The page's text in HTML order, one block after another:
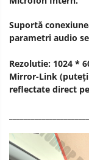
Suportă
parametri audio
Rezolutie: 1024 *
Mirror-Link
reflectate direct